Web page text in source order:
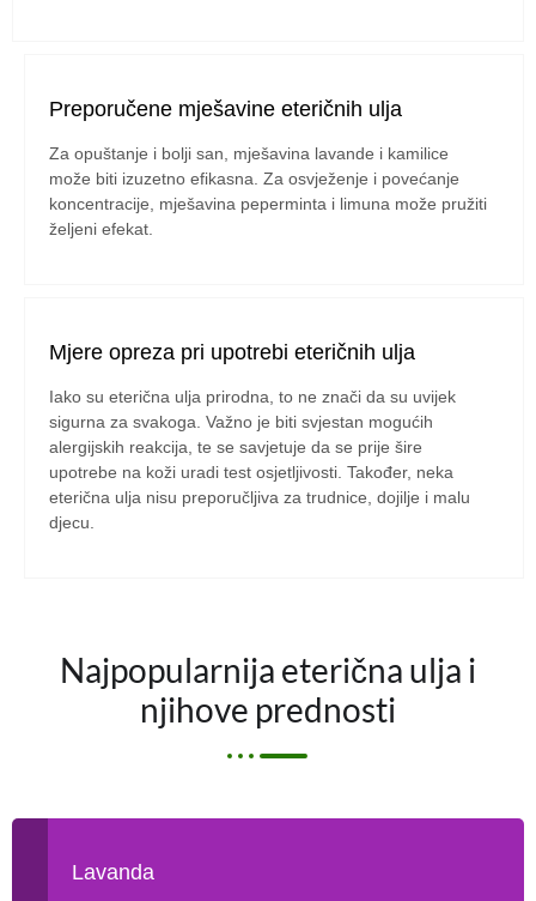
Preporučene mješavine eteričnih ulja
Za opuštanje i bolji san, mješavina lavande i kamilice
može biti izuzetno efikasna. Za osvježenje i povećanje
koncentracije, mješavina peperminta i limuna može pružiti
željeni efekat.
Mjere opreza pri upotrebi eteričnih ulja
Iako su eterična ulja prirodna, to ne znači da su uvijek
sigurna za svakoga. Važno je biti svjestan mogućih
alergijskih reakcija, te se savjetuje da se prije šire
upotrebe na koži uradi test osjetljivosti. Također, neka
eterična ulja nisu preporučljiva za trudnice, dojilje i malu
djecu.
Najpopularnija eterična ulja i
njihove prednosti
Lavanda